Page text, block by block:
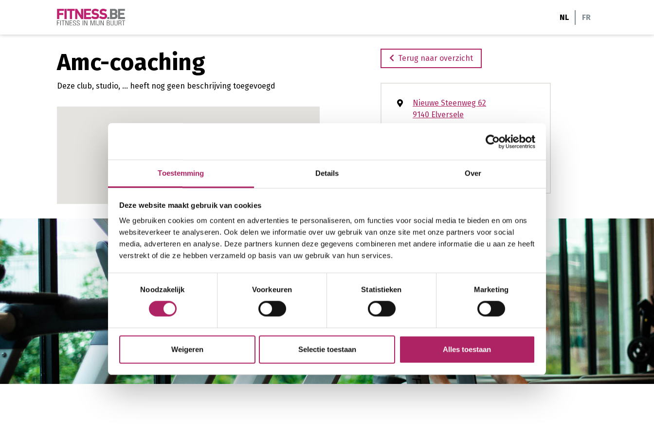
Toestemming Details Over
Deze website maakt gebruik van cookies
We gebruiken cookies om content en advertenties te personaliseren, om functies voor social media te bieden en om ons
websiteverkeer te analyseren. Ook delen we informatie over uw gebruik van onze site met onze partners voor social
media, adverteren en analyse. Deze partners kunnen deze gegevens combineren met andere informatie die u aan ze heeft
verstrekt of die ze hebben verzameld op basis van uw gebruik van hun services.
Toestemmingsselectie
Noodzakelijk
Voorkeuren Statistieken Marketing
Weigeren Selectie toestaan Alles toestaan
NL FR
Amc-coaching
Deze club, studio, ... heeft nog geen beschrijving toegevoegd
Terug naar overzicht
Nieuwe Steenweg 62
9140 Elversele
www.amc-coaching.com
Zoek fitness Zoek fitness
Maak de zoekopdracht specifieker met defilter.